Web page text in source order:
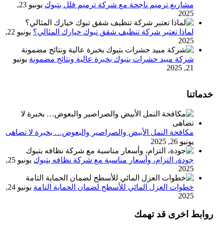
مشاريع ترميم ناجحة مع شركة ترميم فلل بتبوك
يونيو 23,
2025
لماذا تعتبر شركة تنظيف شقق تبوك خيارك المثالي؟
يونيو 22,
2025
شركة مبيد حشرات بتبوك بخبرة عالية ونتائج مضمونة يونيو
21, 2025
خدماتنا
مكافحة النمل الأبيض والصراصير والبعوض… بخبرة لا تضاهى
يونيو 26, 2025
جودة، التزام، وأسعار مناسبة مع شركة نظافه بتبوك
يونيو 25,
2025
خطوات العزل المائي للأسطح لضمان الحماية التامة
يونيو 24,
2025
روابط اخرى قد تهمك